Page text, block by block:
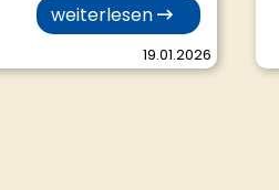
weiterlesen
19.01.2026